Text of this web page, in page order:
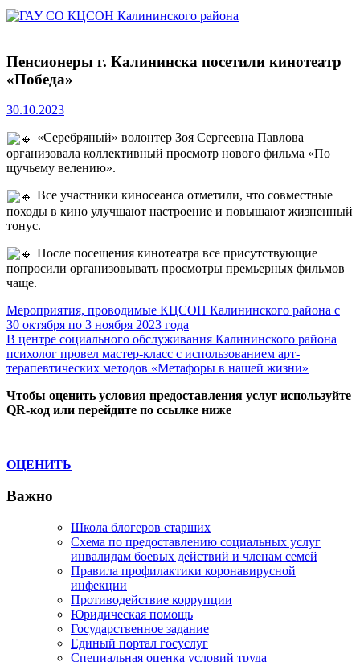
Пенсионеры г. Калининска посетили кинотеатр
«Победа»
30.10.2023
«Серебряный» волонтер Зоя Сергеевна Павлова
организовала коллективный просмотр нового фильма «По
щучьему велению».
Все участники киносеанса отметили, что совместные
походы в кино улучшают настроение и повышают жизненный
тонус.
После посещения кинотеатра все присутствующие
попросили организовывать просмотры премьерных фильмов
чаще.
Навигация
по
записям
Previous
Post:
Мероприятия, проводимые КЦСОН Калининского района с
30 октября по 3 ноября 2023 года
Next
Post:
В центре социального обслуживания Калининского района
психолог провел мастер-класс с использованием арт-
терапевтических методов «Метафоры в нашей жизни»
Чтобы оценить условия предоставления услуг используйте
QR-код или перейдите по ссылке ниже
ОЦЕНИТЬ
Важно
Школа блогеров старших
Схема по предоставлению социальных услуг
инвалидам боевых действий и членам семей
Правила профилактики коронавирусной
инфекции
Противодействие коррупции
Юридическая помощь
Государственное задание
Единый портал госуслуг
Специальная оценка условий труда